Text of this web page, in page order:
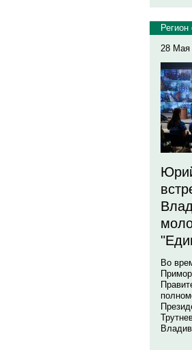
Регион
28 Мая
Во